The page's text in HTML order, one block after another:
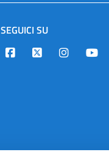
SEGUICI SU
Designers Italia
TwitterInstagram